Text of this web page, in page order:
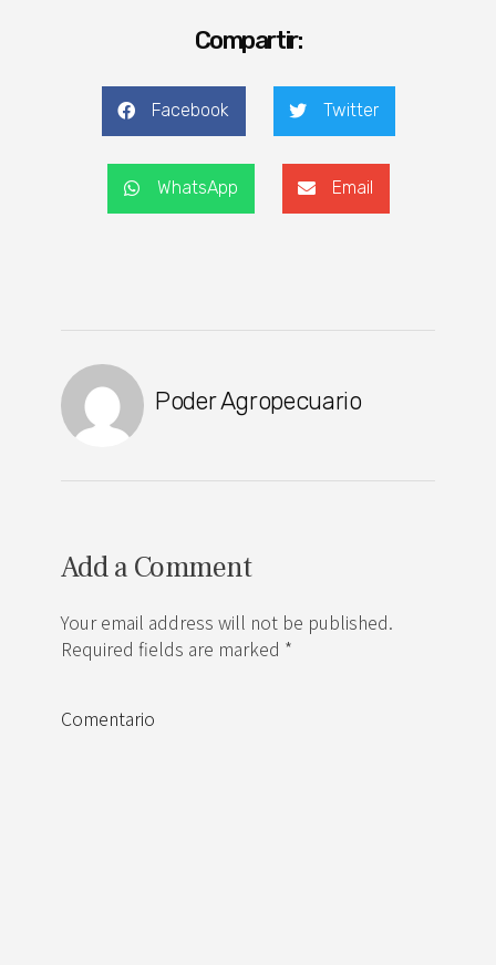
Compartir:
Facebook Twitter
WhatsApp Email
Poder Agropecuario
Add a Comment
Your email address will not be published.
Required fields are marked *
Comentario